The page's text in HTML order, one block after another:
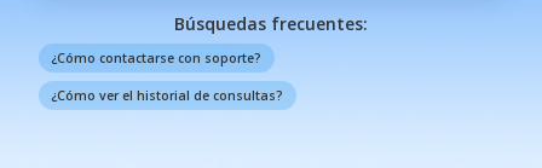
Búsquedas frecuentes:
¿Cómo contactarse con soporte?
¿Cómo ver el historial de consultas?